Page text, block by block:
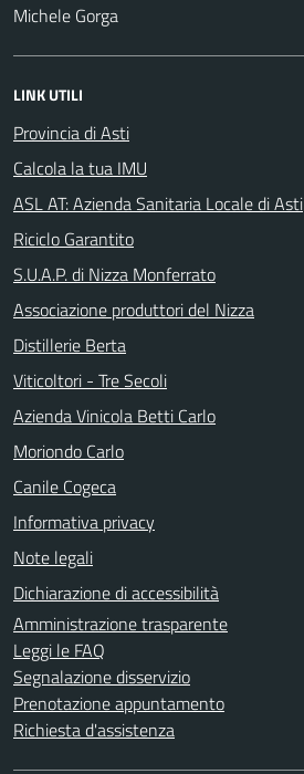
Michele Gorga
LINK UTILI
Provincia di Asti
Calcola la tua IMU
ASL AT: Azienda Sanitaria Locale di Asti
Riciclo Garantito
S.U.A.P. di Nizza Monferrato
Associazione produttori del Nizza
Distillerie Berta
Viticoltori - Tre Secoli
Azienda Vinicola Betti Carlo
Moriondo Carlo
Canile Cogeca
Informativa privacy
Note legali
Dichiarazione di accessibilità
Amministrazione trasparente
Leggi le FAQ
Segnalazione disservizio
Prenotazione appuntamento
Richiesta d'assistenza